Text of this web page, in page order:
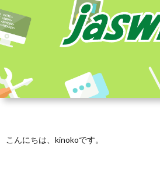
こんにちは、kinokoです。